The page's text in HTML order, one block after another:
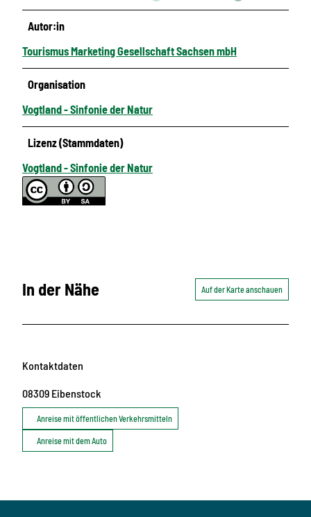
Autor:in
Tourismus Marketing Gesellschaft Sachsen mbH
Organisation
Vogtland - Sinfonie der Natur
Lizenz (Stammdaten)
Vogtland - Sinfonie der Natur
In der Nähe Auf der Karte anschauen
Kontaktdaten
08309 Eibenstock
Anreise mit öffentlichen Verkehrsmitteln
Anreise mit dem Auto